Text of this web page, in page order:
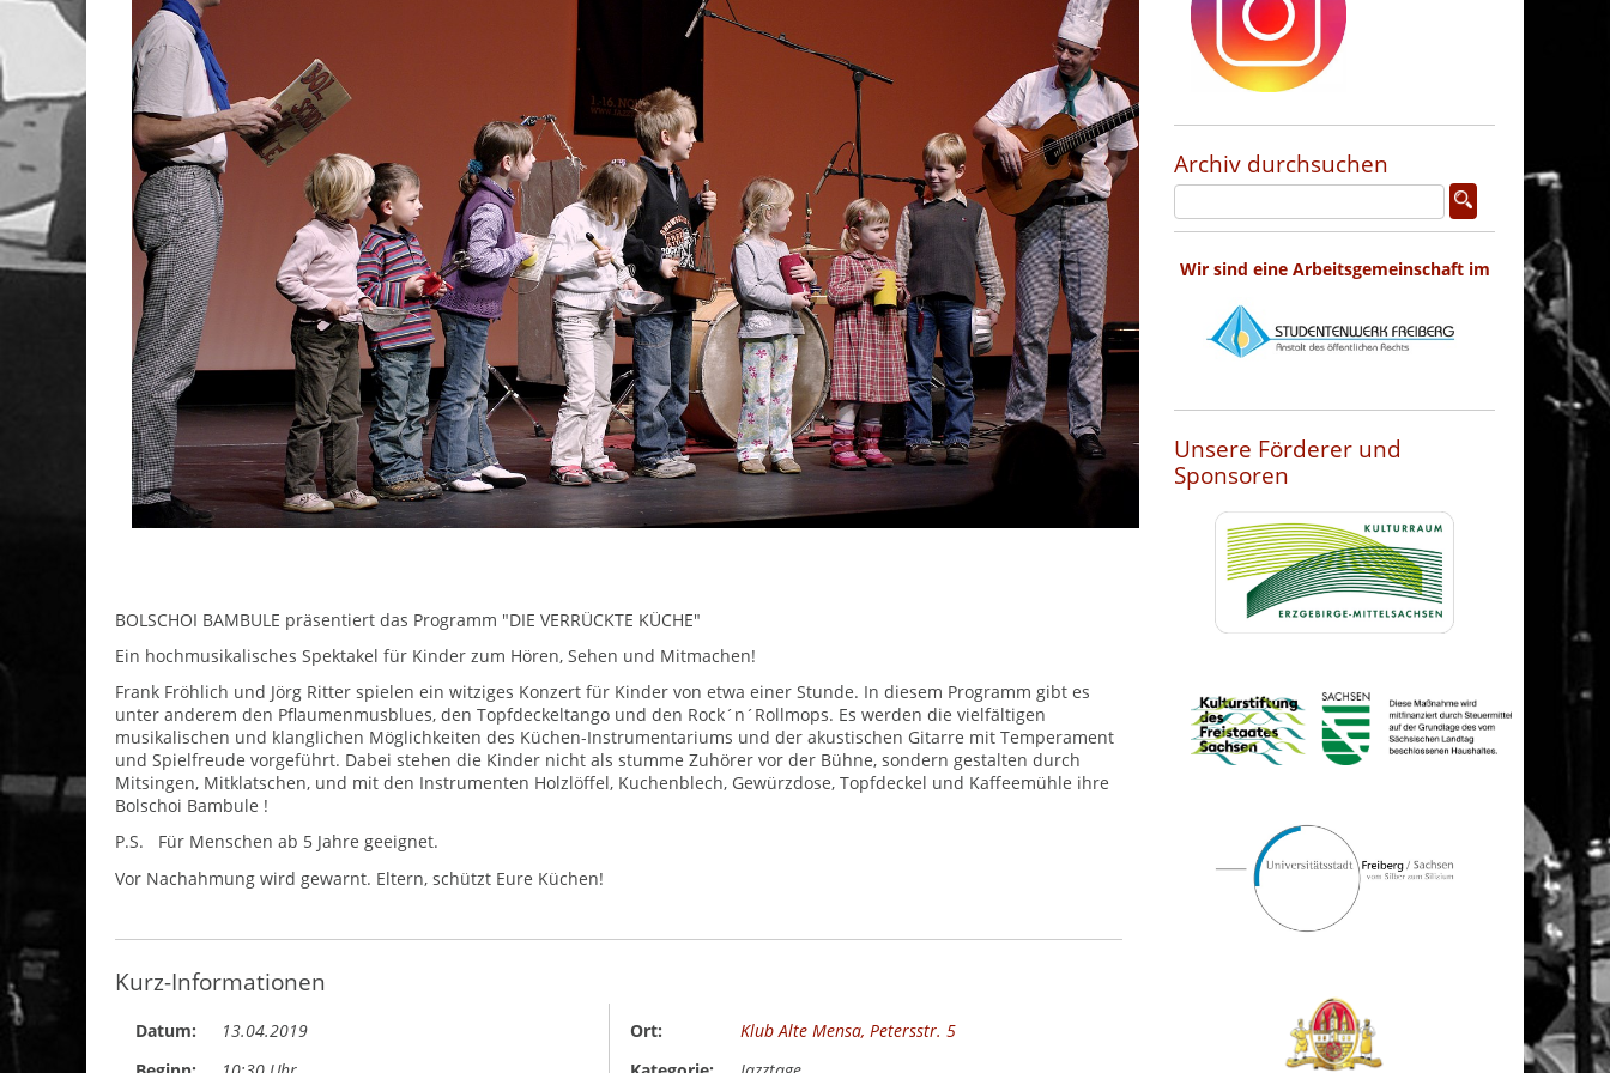
BOLSCHOI BAMBULE präsentiert das Programm "DIE VERRÜCKTE KÜCHE"
Ein hochmusikalisches Spektakel für Kinder zum Hören, Sehen und Mitmachen!
Frank Fröhlich und Jörg Ritter spielen ein witziges Konzert für Kinder von etwa einer Stunde. In diesem Programm gibt es
unter anderem den Pflaumenmusblues, den Topfdeckeltango und den Rock´n´Rollmops. Es werden die vielfältigen
musikalischen und klanglichen Möglichkeiten des Küchen-Instrumentariums und der akustischen Gitarre mit Temperament
und Spielfreude vorgeführt. Dabei stehen die Kinder nicht als stumme Zuhörer vor der Bühne, sondern gestalten durch
Mitsingen, Mitklatschen, und mit den Instrumenten Holzlöffel, Kuchenblech, Gewürzdose, Topfdeckel und Kaffeemühle ihre
Bolschoi Bambule !
P.S. Für Menschen ab 5 Jahre geeignet.
Vor Nachahmung wird gewarnt. Eltern, schützt Eure Küchen!
Kurz-Informationen
Datum:
13.04.2019
Ort:
Klub Alte Mensa, Petersstr. 5
Archiv durchsuchen
Wir sind eine Arbeitsgemeinschaft im
Unsere Förderer und
Sponsoren